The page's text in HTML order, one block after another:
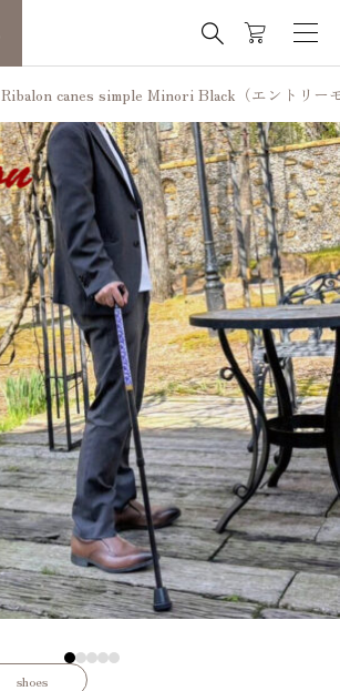

Ribalon canes simple Minori Black（エントリー
shoes